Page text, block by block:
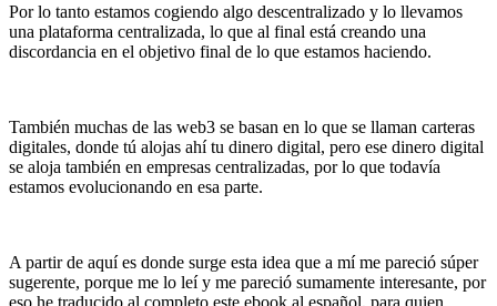
Por lo tanto estamos cogiendo algo descentralizado y lo llevamos
una plataforma centralizada, lo que al final está creando una
discordancia en el objetivo final de lo que estamos haciendo.
También muchas de las web3 se basan en lo que se llaman carteras
digitales, donde tú alojas ahí tu dinero digital, pero ese dinero digital
se aloja también en empresas centralizadas, por lo que todavía
estamos evolucionando en esa parte.
A partir de aquí es donde surge esta idea que a mí me pareció súper
sugerente, porque me lo leí y me pareció sumamente interesante, por
eso he traducido al completo este ebook al español, para quien